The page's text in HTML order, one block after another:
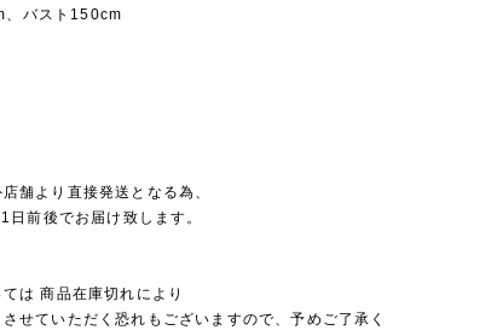
、バスト150cm
舗より直接発送となる為、
前後でお届け致します。
は 商品在庫切れにより
せていただく恐れもございますので、予めご了承く